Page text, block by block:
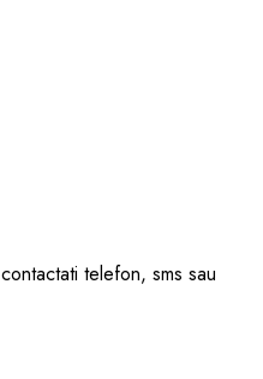
telefon, sms sau